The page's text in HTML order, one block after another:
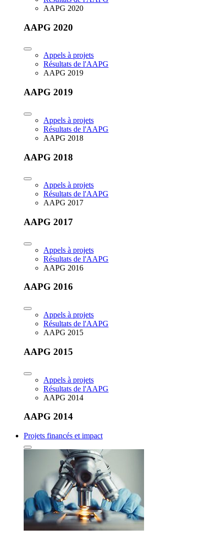
AAPG 2020
AAPG 2020
Appels à projets
Résultats de l'AAPG
AAPG 2019
AAPG 2019
Appels à projets
Résultats de l'AAPG
AAPG 2018
AAPG 2018
Appels à projets
Résultats de l'AAPG
AAPG 2017
AAPG 2017
Appels à projets
Résultats de l'AAPG
AAPG 2016
AAPG 2016
Appels à projets
Résultats de l'AAPG
AAPG 2015
AAPG 2015
Appels à projets
Résultats de l'AAPG
AAPG 2014
AAPG 2014
Projets financés et impact